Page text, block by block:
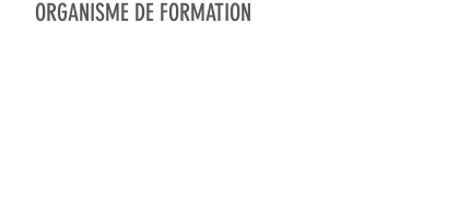
ORGANISME DE FORMATION